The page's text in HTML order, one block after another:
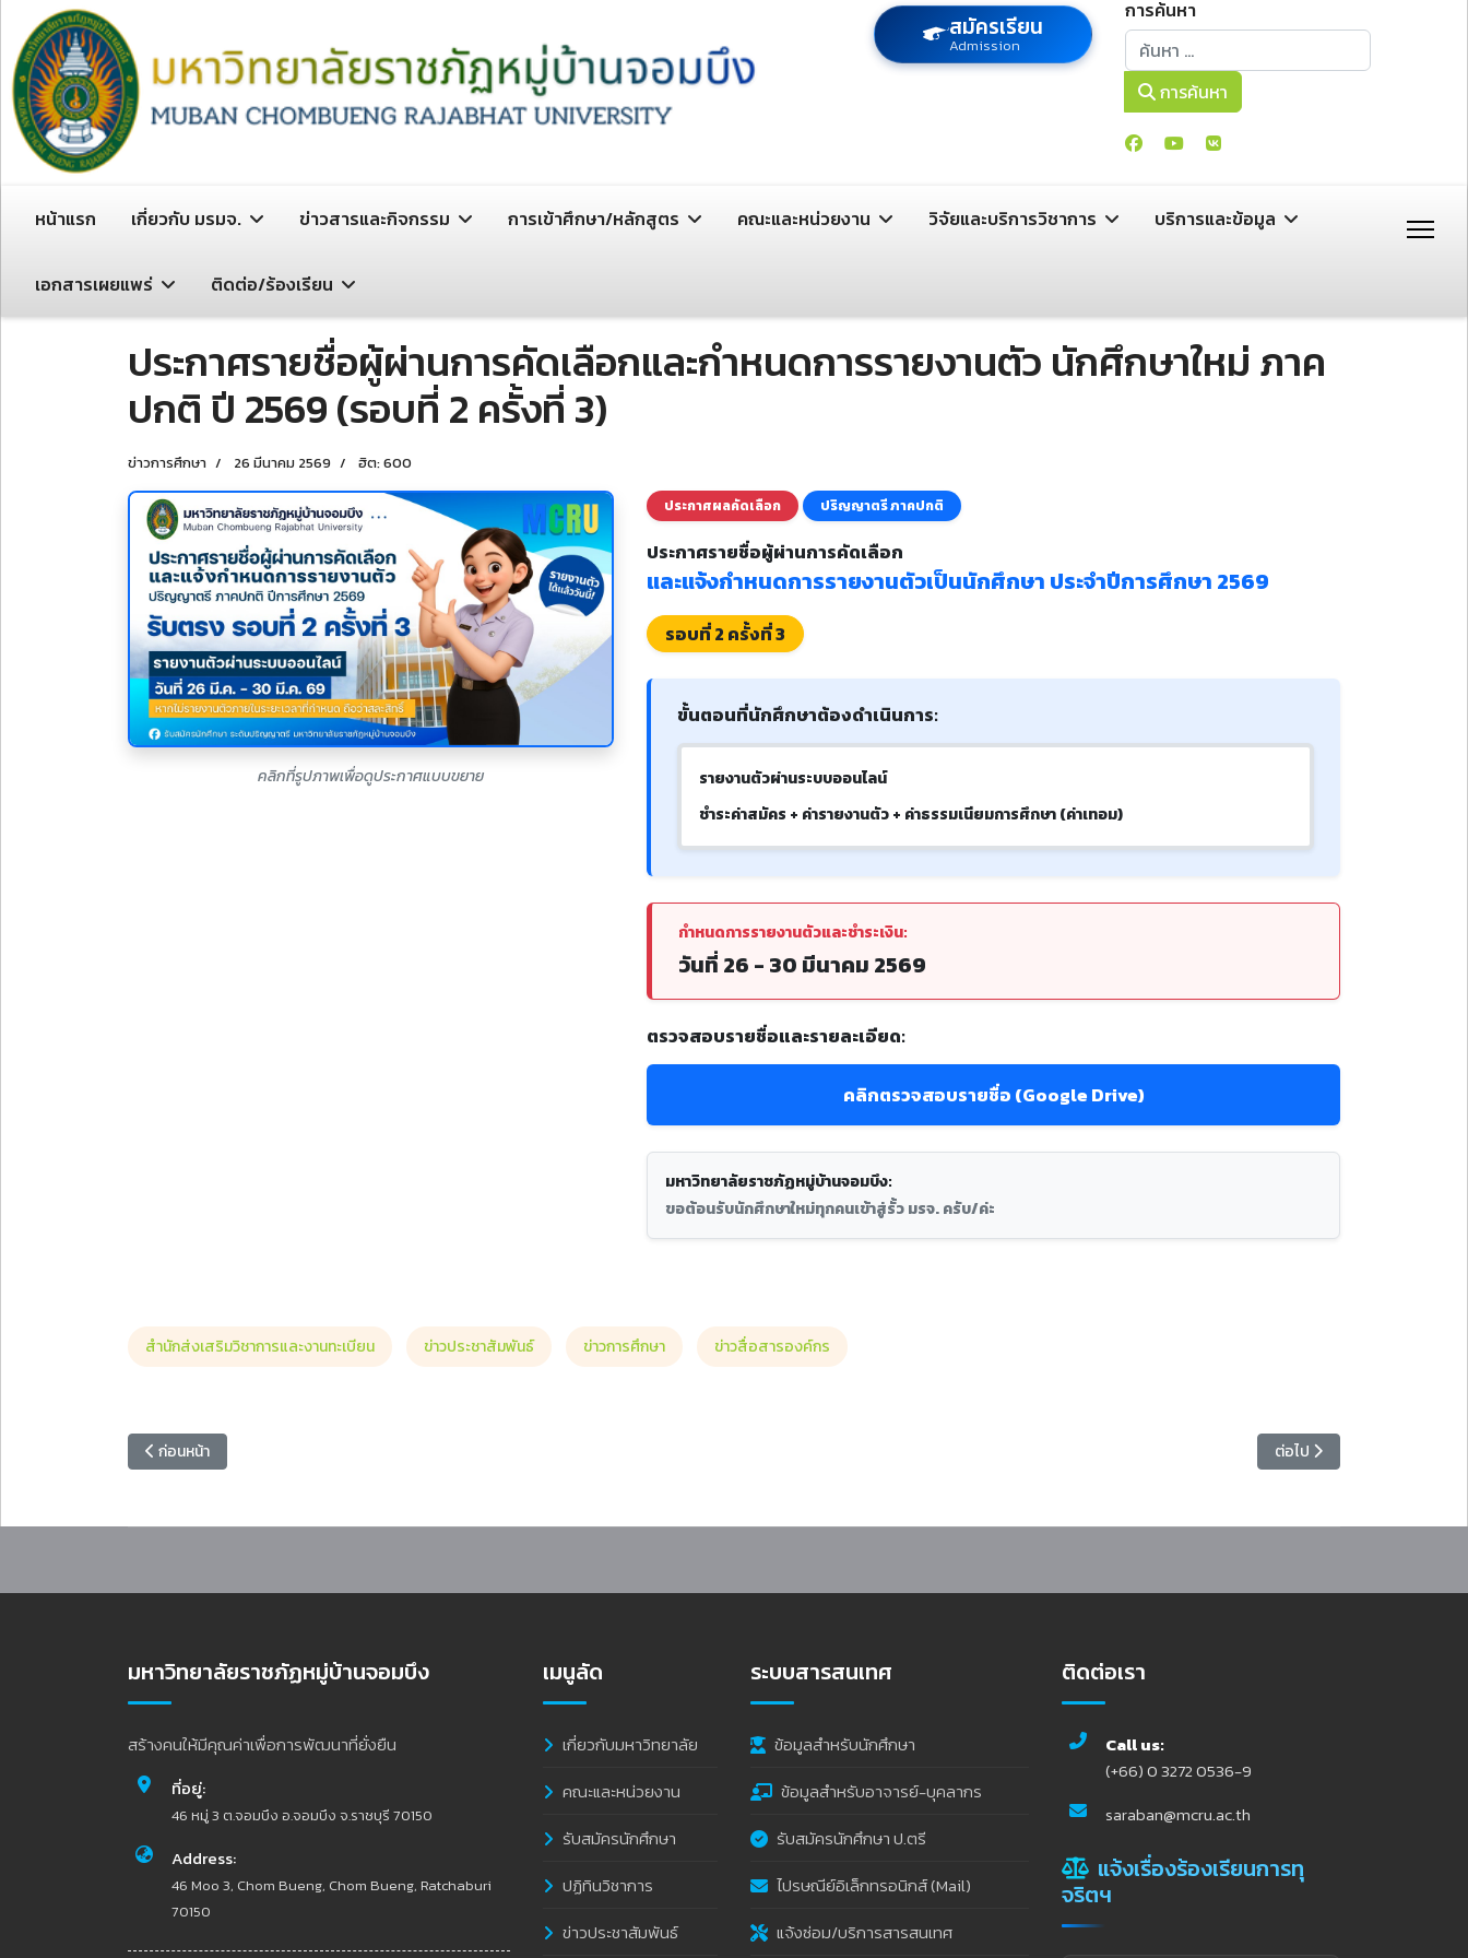
สมัครเรียน
Admission
การค้นหา
การค้นหา
การค้นหา
หน้าแรก เกี่ยวกับ มรมจ. ข่าวสารและกิจกรรม การเข้าศึกษา/หลักสูตร คณะและหน่วยงาน วิจัยและบริการวิชาการ บริการและข้อมูล
เอกสารเผยแพร่ ติดต่อ/ร้องเรียน
ประกาศรายชื่อผู้ผ่านการคัดเลือกและกำหนดการรายงานตัว นักศึกษาใหม่ ภาค
ปกติ ปี 2569 (รอบที่ 2 ครั้งที่ 3)
ข่าวการศึกษา 26 มีนาคม 2569 ฮิต: 600
คลิกที่รูปภาพเพื่อดูประกาศแบบขยาย
ประกาศผลคัดเลือก ปริญญาตรี ภาคปกติ
ประกาศรายชื่อผู้ผ่านการคัดเลือก
และแจ้งกำหนดการรายงานตัวเป็นนักศึกษา ประจำปีการศึกษา 2569
รอบที่ 2 ครั้งที่ 3
ขั้นตอนที่นักศึกษาต้องดำเนินการ:
รายงานตัวผ่านระบบออนไลน์
ชำระค่าสมัคร + ค่ารายงานตัว + ค่าธรรมเนียมการศึกษา (ค่าเทอม)
กำหนดการรายงานตัวและชำระเงิน:
วันที่ 26 - 30 มีนาคม 2569
ตรวจสอบรายชื่อและรายละเอียด:
คลิกตรวจสอบรายชื่อ (Google Drive)
มหาวิทยาลัยราชภัฏหมู่บ้านจอมบึง:
ขอต้อนรับนักศึกษาใหม่ทุกคนเข้าสู่รั้ว มรจ. ครับ/ค่ะ
สำนักส่งเสริมวิชาการและงานทะเบียน ข่าวประชาสัมพันธ์ ข่าวการศึกษา ข่าวสื่อสารองค์กร
เนื้อหาก่อนหน้า: มหาวิทยาลัยราชภัฏหมู่บ้านจอมบึง เปิดรับสมัครนักศึกษาใหม่ ป.ตรี ภาคปกติ ปีการศึกษา 2569 (รอบที่ 3 ครั้งที่ 1 รับตรง)
ก่อนหน้า เนื้อหาถัดไป: มหาวิทยาลัยรา
ต่อไป
มหาวิทยาลัยราชภัฏหมู่บ้านจอมบึง
สร้างคนให้มีคุณค่าเพื่อการพัฒนาที่ยั่งยืน
ที่อยู่:
46 หมู่ 3 ต.จอมบึง อ.จอมบึง จ.ราชบุรี 70150
Address:
46 Moo 3, Chom Bueng, Chom Bueng, Ratchaburi
70150
เมนูลัด
เกี่ยวกับมหาวิทยาลัย
คณะและหน่วยงาน
รับสมัครนักศึกษา
ปฏิทินวิชาการ
ข่าวประชาสัมพันธ์
ระบบสารสนเทศ
ข้อมูลสำหรับนักศึกษา
ข้อมูลสำหรับอาจารย์-บุคลากร
รับสมัครนักศึกษา ป.ตรี
ไปรษณีย์อิเล็กทรอนิกส์ (Mail)
แจ้งซ่อม/บริการสารสนเทศ
ติดต่อเรา
Call us:
(+66) 0 3272 0536-9
saraban@mcru.ac.th
แจ้งเรื่องร้องเรียนการทุ
จริตฯ